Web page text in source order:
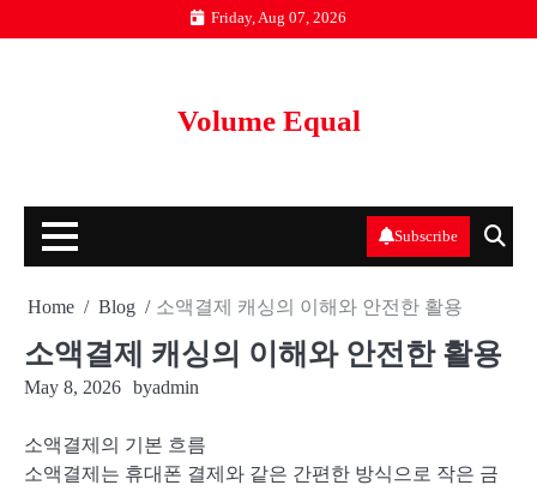
to
Friday, Aug 07, 2026
Volume Equal
Subscribe
Home Blog 소액결제 캐싱의 이해와 안전한 활용
소액결제 캐싱의 이해와 안전한 활용
May 8, 2026 byadmin
소액결제의 기본 흐름
소액결제는 휴대폰 결제와 같은 간편한 방식으로 작은 금